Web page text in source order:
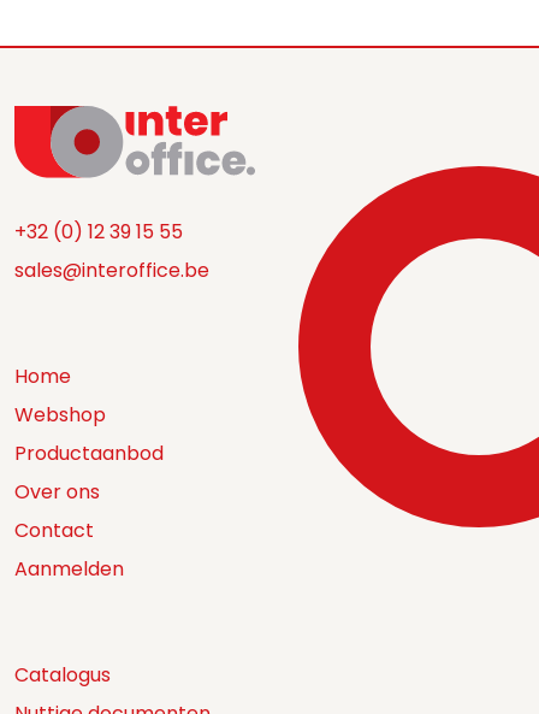
+32 (0) 12 39 15 55
sales@interoffice.be
Home
Webshop
Productaanbod
Over ons
Contact
Aanmelden
Catalogus